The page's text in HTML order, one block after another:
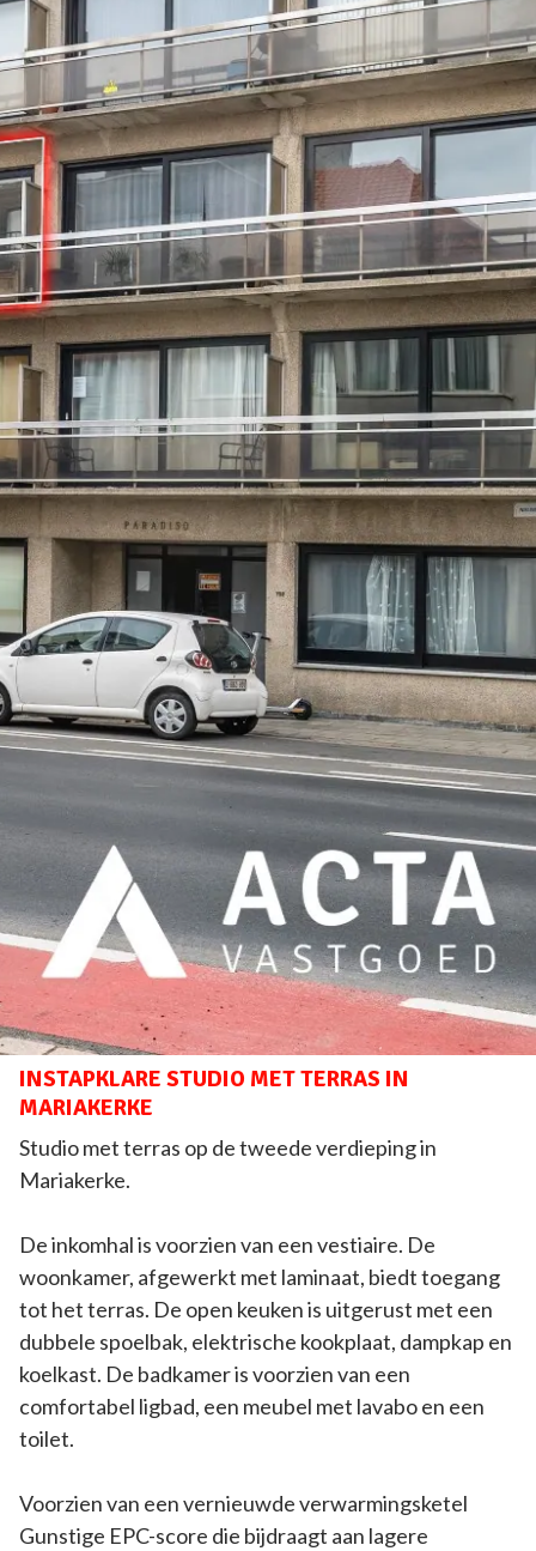
INSTAPKLARE STUDIO MET TERRAS IN
MARIAKERKE
Studio met terras op de tweede verdieping in
Mariakerke.
De inkomhal is voorzien van een vestiaire. De
woonkamer, afgewerkt met laminaat, biedt toegang
tot het terras. De open keuken is uitgerust met een
dubbele spoelbak, elektrische kookplaat, dampkap en
koelkast. De badkamer is voorzien van een
comfortabel ligbad, een meubel met lavabo en een
toilet.
Voorzien van een vernieuwde verwarmingsketel
Gunstige EPC-score die bijdraagt aan lagere